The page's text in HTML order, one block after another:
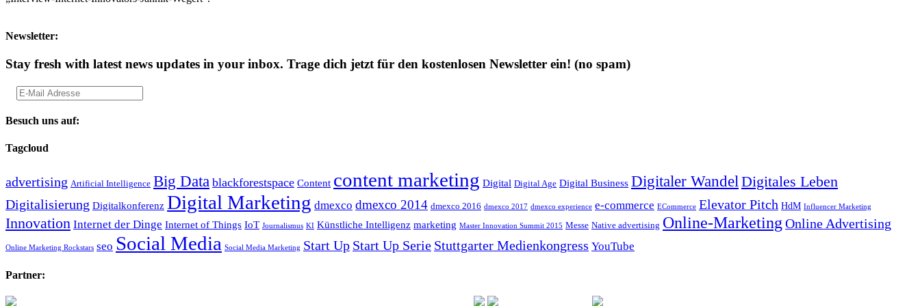
Newsletter:
Stay fresh with latest news updates in your inbox. Trage dich jetzt für den kostenlosen Newsletter ein! (no spam)
Besuch uns auf:
Tagcloud
advertising Artificial Intelligence Big Data blackforestspace Content content marketing Digital Digital Age Digital Business Digitaler Wandel Digitales Leben
Digitalisierung Digitalkonferenz Digital Marketing dmexco dmexco 2014 dmexco 2016 dmexco 2017 dmexco experience e-commerce ECommerce Elevator Pitch HdM Influencer Marketing
Innovation Internet der Dinge Internet of Things IoT Journalismus KI Künstliche Intelligenz marketing Master Innovation Summit 2015 Messe Native advertising Online-Marketing Online Advertising
Online Marketing Rockstars seo Social Media Social Media Marketing Start Up Start Up Serie Stuttgarter Medienkongress YouTube
Partner: